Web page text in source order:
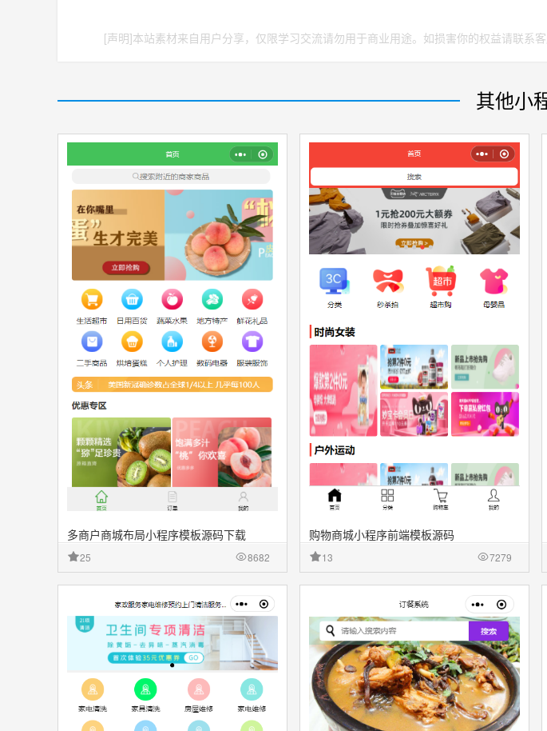
[声明]本站素材来自用户分享，仅限学习交流请勿用于商业用途。如损害你的权益请联系
其他小
多商户商城布局小程序模板源码下载
8682
25
购物商城小程序前端模板源码
7279
13
收藏 源文件 收藏 源文件